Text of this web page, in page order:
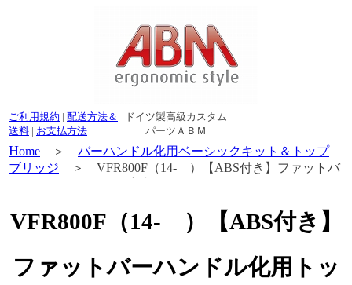
ご利用規約 | 配送方法＆
送料 | お支払方法
ドイツ製高級カスタム
パーツＡＢＭ
Home ＞ バーハンドル化用ベーシックキット＆トップ
ブリッジ ＞ VFR800F（14- ）【ABS付き】ファットバ
VFR800F（14- ）【ABS付き】
ファットバーハンドル化用トッ